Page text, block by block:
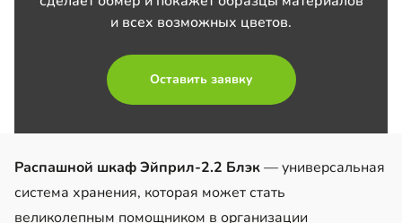
и всех возможных цветов.
Оставить заявку
Распашной шкаф Эйприл-2.2 Блэк— универсальная
система хранения, которая может стать
великолепным помощником в организации